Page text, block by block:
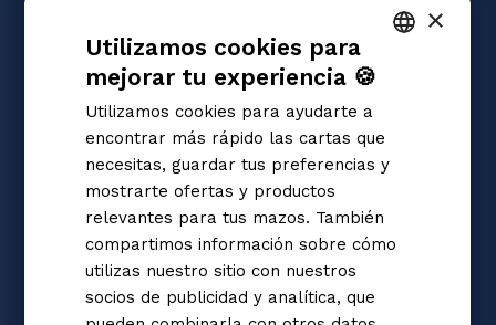
Magic: the Gathering
Pokémon
Yu-Gi-Oh!
Flesh and Blood
Digimon
One Piece
Dragon Ball Super
Cardfight!! Vanguard
Disney Lorcana
Star Wars Unlimited
Union Arena
Riftbound | League of Legends
ITALIAN
×
Utilizamos cookies para
mejorar tu experiencia 🍪
Utilizamos cookies para ayudarte a
encontrar más rápido las cartas que
necesitas, guardar tus preferencias y
mostrarte ofertas y productos
relevantes para tus mazos. También
compartimos información sobre cómo
utilizas nuestro sitio con nuestros
socios de publicidad y analítica, que